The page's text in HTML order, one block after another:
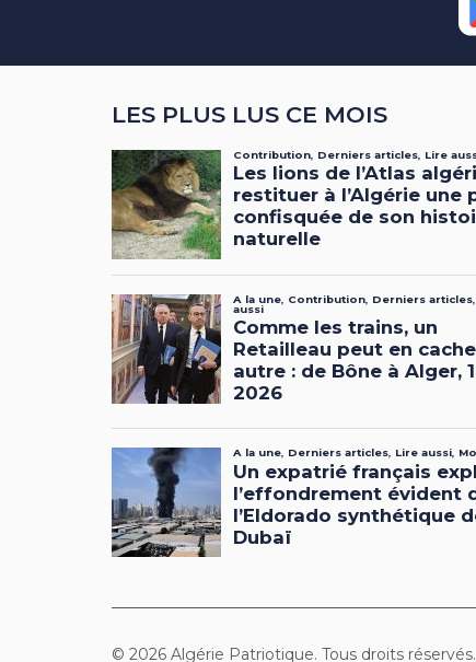
LES PLUS LUS CE MOIS
© 2026 Algérie Patriotique. Tous droits réservés.